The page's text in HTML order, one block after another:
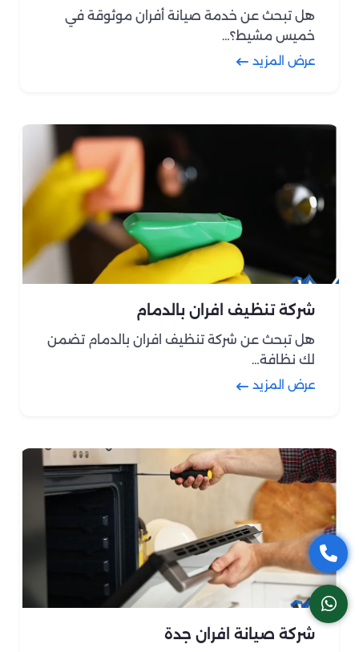
هل تبحث عن خدمة صيانة أفران موثوقة في
خميس مشيط؟…
عرض المزيد
شركة تنظيف افران بالدمام
هل تبحث عن شركة تنظيف افران بالدمام تضمن
لك نظافة…
عرض المزيد
شركة صيانة افران جدة